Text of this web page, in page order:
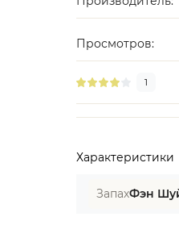
Просмотров:
1
Характеристики
ЗапахФэн